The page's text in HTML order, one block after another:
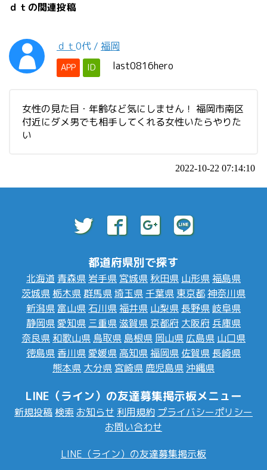
ｄｔの関連投稿
ｄｔ 0代 / 福岡
APP ID last0816hero
女性の見た目・年齢など気にしません！ 福岡市南区
付近にダメ男でも相手してくれる女性いたらやりた
い
2022-10-22 07:14:10
都道府県別で探す
北海道 青森県 岩手県 宮城県 秋田県 山形県福島県
茨城県 栃木県群馬県埼玉県 千葉県 東京都神奈川県
新潟県 富山県 石川県福井県 山梨県 長野県 岐阜県
静岡県愛知県 三重県滋賀県 京都府 大阪府 兵庫県
奈良県 和歌山県 鳥取県 島根県 岡山県 広島県 山口県
徳島県 香川県愛媛県 高知県福岡県 佐賀県 長崎県
熊本県 大分県 宮崎県 鹿児島県 沖縄県
LINE（ライン）の友達募集掲示板メニュー
新規投稿 検索 お知らせ 利用規約 プライバシーポリシー
お問い合わせ
LINE（ライン）の友達募集掲示板